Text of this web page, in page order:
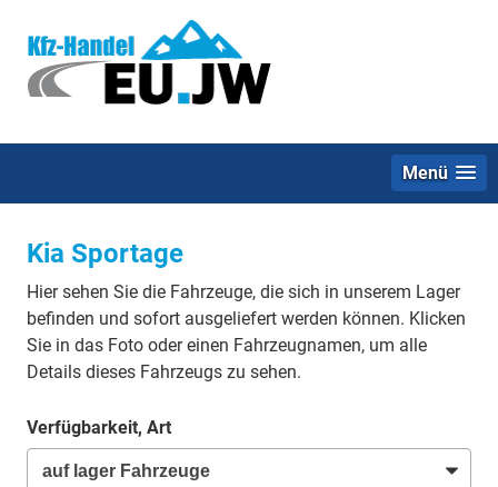
Menü
Kia Sportage
Hier sehen Sie die Fahrzeuge, die sich in unserem Lager
befinden und sofort ausgeliefert werden können. Klicken
Sie in das Foto oder einen Fahrzeugnamen, um alle
Details dieses Fahrzeugs zu sehen.
Verfügbarkeit, Art